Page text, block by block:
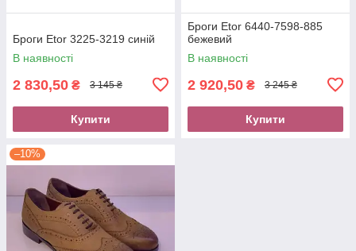
Броги Etor 3225-3219 синій
В наявності
2 830,50 ₴ 3 145 ₴
Купити
Броги Etor 6440-7598-885
бежевий
В наявності
2 920,50 ₴ 3 245 ₴
Купити
–10%